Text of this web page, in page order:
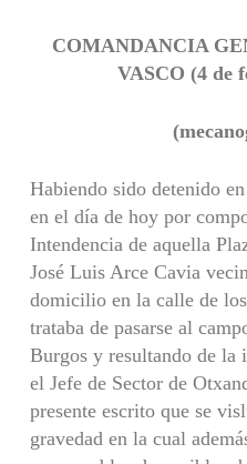
COMANDANCIA
VASCO (4 de
Habiendo sido detenido
en el día de hoy por
Intendencia de aquella
José Luis Arce Cavia
domicilio en la calle de
trataba de pasarse al
Burgos y resultando de la
el Jefe de Sector de
presente escrito que se
gravedad en la cual